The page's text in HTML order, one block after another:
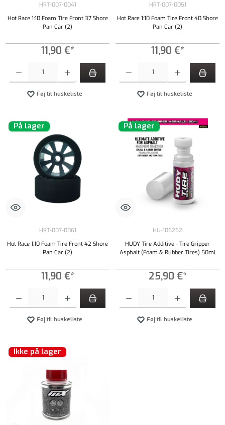
HRT-007-0041
Hot Race 1:10 Foam Tire Front 37 Shore
Pan Car (2)
11,90 €*
Føj til huskeliste
HRT-007-0051
Hot Race 1:10 Foam Tire Front 40 Shore
Pan Car (2)
11,90 €*
Føj til huskeliste
På lager
HRT-007-0061
Hot Race 1:10 Foam Tire Front 42 Shore
Pan Car (2)
11,90 €*
Føj til huskeliste
På lager
HU-106262
HUDY Tire Additive - Tire Gripper
Asphalt (Foam & Rubber Tires) 50ml
25,90 €*
Føj til huskeliste
Ikke på lager